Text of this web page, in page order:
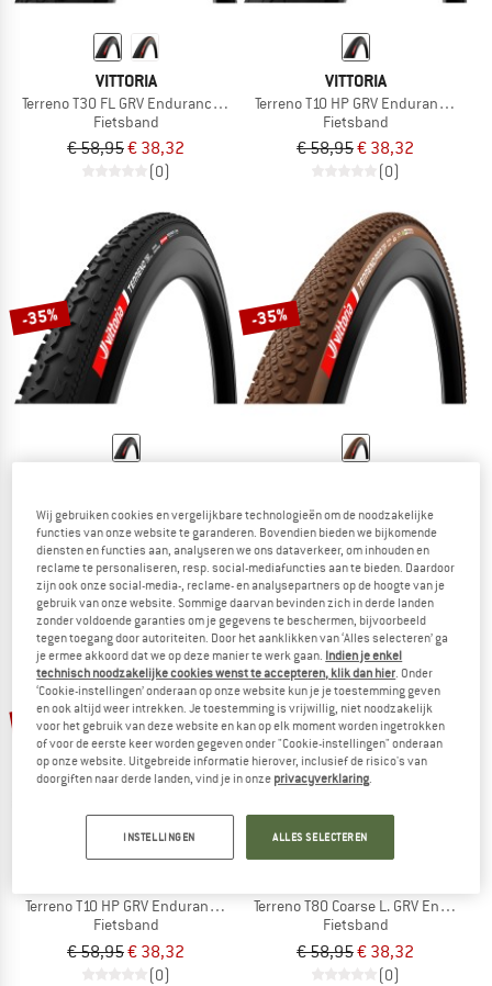
VITTORIA
Terreno T30 FL GRV Endurance 28'' (40-622) Fold.
Fietsband
€ 58,95€ 38,32
(0)
VITTORIA
Terreno T10 HP GRV Endurance
Fietsband
€ 58,95€ 38,32
(0)
-35%
Fietsband
€ 58,95€ 38,32
(0)
-35%
Fietsband
€ 88,95€ 57,82
(0)
-35%
Terreno T10 HP GRV Endurance 28'' (37-622) Fold.
Fietsband
€ 58,95€ 38,32
(0)
-35%
Terreno T80 Coarse L. GRV End.
Fietsband
€ 58,95€ 38,32
(0)
Wij gebruiken cookies en vergelijkbare technologieën om de noodzakelijke
functies van onze website te garanderen. Bovendien bieden we bijkomende
diensten en functies aan, analyseren we ons dataverkeer, om inhouden en
reclame te personaliseren, resp. social-mediafuncties aan te bieden. Daardoor
zijn ook onze social-media-, reclame- en analysepartners op de hoogte van je
gebruik van onze website. Sommige daarvan bevinden zich in derde landen
zonder voldoende garanties om je gegevens te beschermen, bijvoorbeeld
tegen toegang door autoriteiten. Door het aanklikken van ‘Alles selecteren’ ga
je ermee akkoord dat we op deze manier te werk gaan. Indien je enkel
technisch noodzakelijke cookies wenst te accepteren, klik dan hier . Onder
‘Cookie-instellingen’ onderaan op onze website kun je je toestemming geven
en ook altijd weer intrekken. Je toestemming is vrijwillig, niet noodzakelijk
voor het gebruik van deze website en kan op elk moment worden ingetrokken
of voor de eerste keer worden gegeven onder "Cookie-instellingen" onderaan
op onze website. Uitgebreide informatie hierover, inclusief de risico's van
doorgiften naar derde landen, vind je in onze privacyverklaring
INSTELLINGEN ALLES SELECTEREN